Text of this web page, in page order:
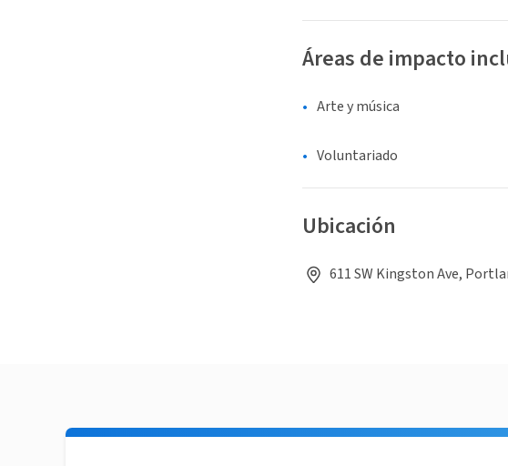
Áreas de impacto
Arte y música
Voluntariado
Ubicación
611 SW Kingston Ave,